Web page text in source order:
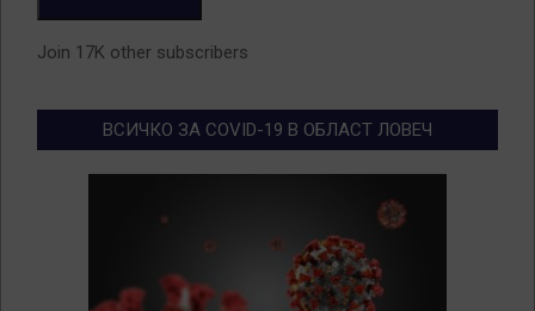
Join 17K other subscribers
ВСИЧКО ЗА COVID-19 В ОБЛАСТ ЛОВЕЧ